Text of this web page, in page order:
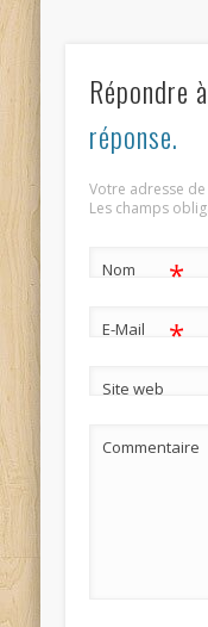
Répondre à
réponse.
Votre adresse
Les champs
Nom *
E-Mail *
Site web
Commentaire